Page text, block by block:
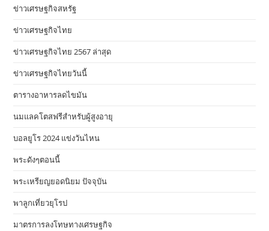
ข่าวเศรษฐกิจสหรัฐ
ข่าวเศรษฐกิจไทย
ข่าวเศรษฐกิจไทย 2567 ล่าสุด
ข่าวเศรษฐกิจไทยวันนี้
ตารางอาหารลดไขมัน
นมแลคโตสฟรีสำหรับผู้สูงอายุ
บอลยูโร 2024 แข่งวันไหน
พระดังๆตอนนี้
พระเหรียญยอดนิยม ปัจจุบัน
พาลูกเที่ยวยุโรป
มาตรการลงโทษทางเศรษฐกิจ